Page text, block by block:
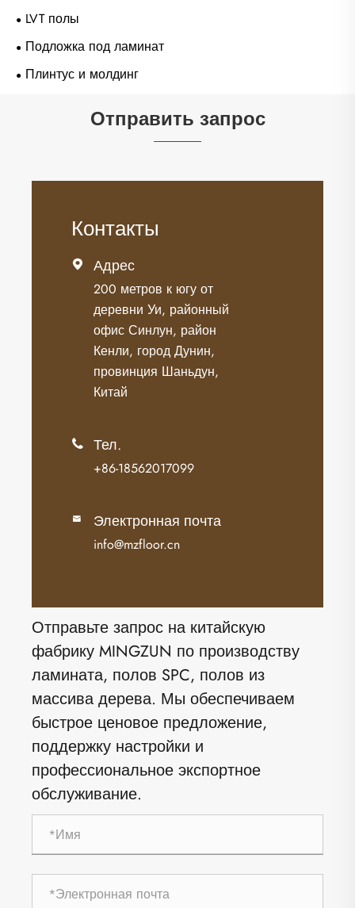
LVT полы
Подложка под ламинат
Плинтус и молдинг
Отправить запрос
Контакты
 Адрес
200 метров к югу от
деревни Уи, районный
офис Синлун, район
Кенли, город Дунин,
провинция Шаньдун,
Китай
 Тел.
+86-18562017099
 Электронная почта
info@mzfloor.cn
Отправьте запрос на китайскую
фабрику MINGZUN по производству
ламината, полов SPC, полов из
массива дерева. Мы обеспечиваем
быстрое ценовое предложение,
поддержку настройки и
профессиональное экспортное
обслуживание.